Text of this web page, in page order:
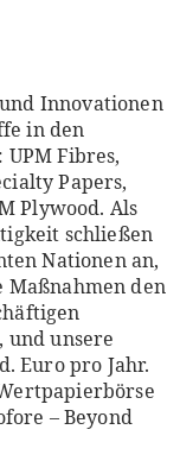
Innovationen
in den
Fibres,
Papers,
Plywood. Als
schließen
Nationen an,
den
unsere
Euro pro Jahr.
– Beyond